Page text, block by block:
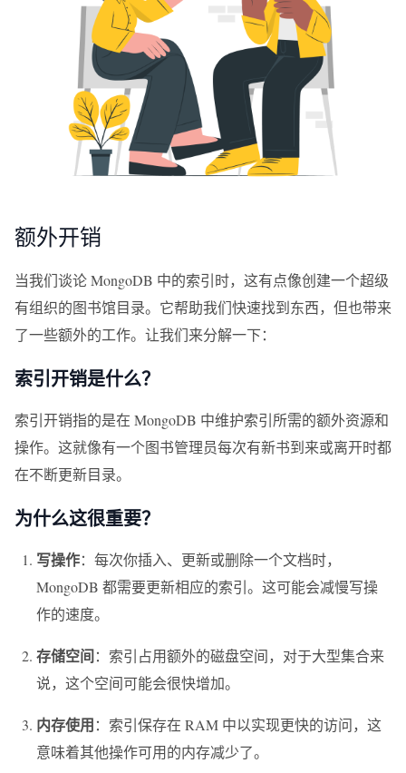
额外开销
当我们谈论 MongoDB 中的索引时，这有点像创建一个超级
有组织的图书馆目录。它帮助我们快速找到东西，但也带来
了一些额外的工作。让我们来分解一下：
索引开销是什么？
索引开销指的是在 MongoDB 中维护索引所需的额外资源和
操作。这就像有一个图书管理员每次有新书到来或离开时都
在不断更新目录。
为什么这很重要？
写操作：每次你插入、更新或删除一个文档时，
MongoDB 都需要更新相应的索引。这可能会减慢写操
作的速度。
存储空间：索引占用额外的磁盘空间，对于大型集合来
说，这个空间可能会很快增加。
内存使用：索引保存在 RAM 中以实现更快的访问，这
意味着其他操作可用的内存减少了。